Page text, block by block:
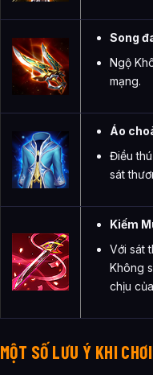
Song
Ngộ
mạng.
Áo
Điều
sát
Kiếm
Với sát
Không
chịu
MỘT SỐ LƯU Ý KHI